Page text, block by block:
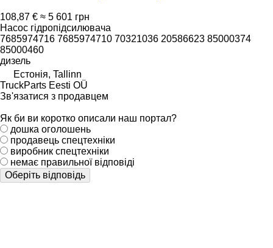
108,87 € ≈ 5 601 грн
Насос гідропідсилювача
7685974716 7685974710 70321036 20586623 85000374
85000460
дизель
Естонія, Tallinn
TruckParts Eesti OÜ
Зв'язатися з продавцем
Як би ви коротко описали наш портал?
дошка оголошень
продавець спецтехніки
виробник спецтехніки
немає правильної відповіді
Оберіть відповідь